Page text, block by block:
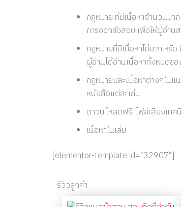
กฎหมาย ที่มีเนื้อหาจำนวนมา
การออกข้อสอบ เพื่อให้ผู้อ่าน
กฎหมายที่มีเนื้อหาไม่มาก หรื
ผู้อ่านได้อ่านเนื้อหาทั้งหมดข
กฎหมายและเนื้อหาต่างๆใน
หนังสือแต่ละเล่ม
ดาวน์โหลดฟรี! ไฟล์เสียงเท
เนื้อหาในเล่ม
[elementor-template id=”32907″]
รีวิวลูกค้า